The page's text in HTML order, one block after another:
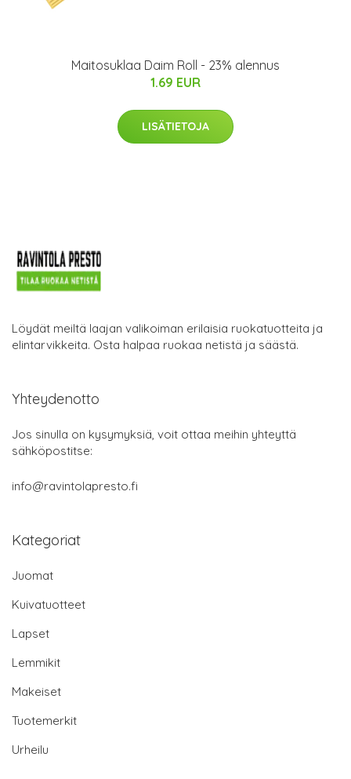
Maitosuklaa Daim Roll - 23% alennus
1.69 EUR
LISÄTIETOJA
Löydät meiltä laajan valikoiman erilaisia ruokatuotteita ja
elintarvikkeita. Osta halpaa ruokaa netistä ja säästä.
Yhteydenotto
Jos sinulla on kysymyksiä, voit ottaa meihin yhteyttä
sähköpostitse:
info@ravintolapresto.fi
Kategoriat
Juomat
Kuivatuotteet
Lapset
Lemmikit
Makeiset
Tuotemerkit
Urheilu